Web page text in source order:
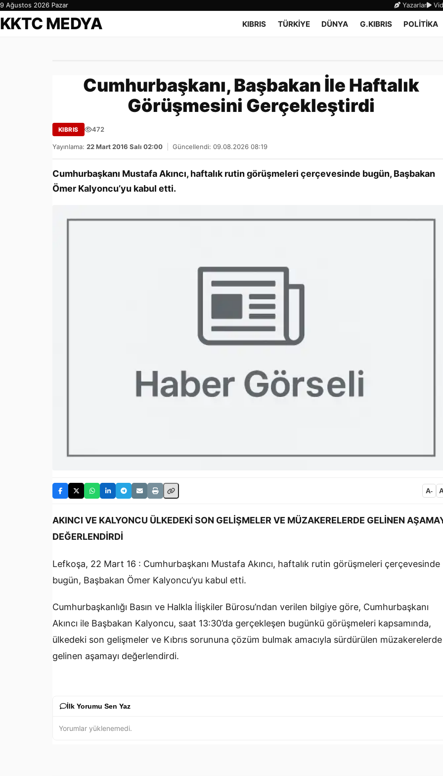
9 Ağustos 2026 Pazar Yazarlar
KKTC MEDYA KIBRIS TÜRKİYE DÜNYA G.KIBRIS POLİTİKA
Cumhurbaşkanı, Başbakan İle Haftalık
Görüşmesini Gerçekleştirdi
KIBRIS 472
Yayınlama: 22 Mart 2016 Salı 02:00 Güncellendi: 09.08.2026 08:19
Cumhurbaşkanı Mustafa Akıncı, haftalık rutin görüşmeleri çerçevesinde bugün, Başbakan
Ömer Kalyoncu’yu kabul etti.
A-
AKINCI VE KALYONCU ÜLKEDEKİ SON GELİŞMELER VE MÜZAKERELERDE GELİNEN
DEĞERLENDİRDİ
Lefkoşa, 22 Mart 16 : Cumhurbaşkanı Mustafa Akıncı, haftalık rutin görüşmeleri çerçevesinde
bugün, Başbakan Ömer Kalyoncu’yu kabul etti.
Cumhurbaşkanlığı Basın ve Halkla İlişkiler Bürosu’ndan verilen bilgiye göre, Cumhurbaşkanı
Akıncı ile Başbakan Kalyoncu, saat 13:30’da gerçekleşen bugünkü görüşmeleri kapsamında,
ülkedeki son gelişmeler ve Kıbrıs sorununa çözüm bulmak amacıyla sürdürülen müzakerelerde
gelinen aşamayı değerlendirdi.
İlk Yorumu Sen Yaz
Yorumlar yüklenemedi.